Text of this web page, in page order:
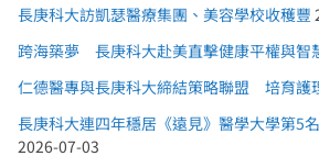
長庚科大訪凱瑟醫療集團、美容學校收穫豐
跨海築夢 長庚科大赴美直擊健康平權與智
仁德醫專與長庚科大締結策略聯盟 培育護
長庚科大連四年穩居《遠見》醫學大學第5
2026-07-03